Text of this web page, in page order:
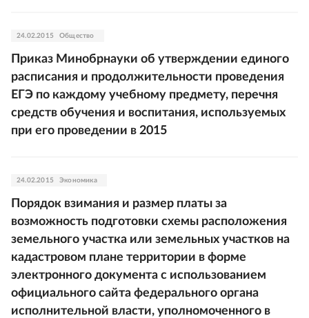
24.02.2015 Общество
Приказ Минобрнауки об утверждении единого
расписания и продолжительности проведения
ЕГЭ по каждому учебному предмету, перечня
средств обучения и воспитания, используемых
при его проведении в 2015
24.02.2015 Экономика
Порядок взимания и размер платы за
возможность подготовки схемы расположения
земельного участка или земельных участков на
кадастровом плане территории в форме
электронного документа с использованием
официального сайта федерального органа
исполнительной власти, уполномоченного в